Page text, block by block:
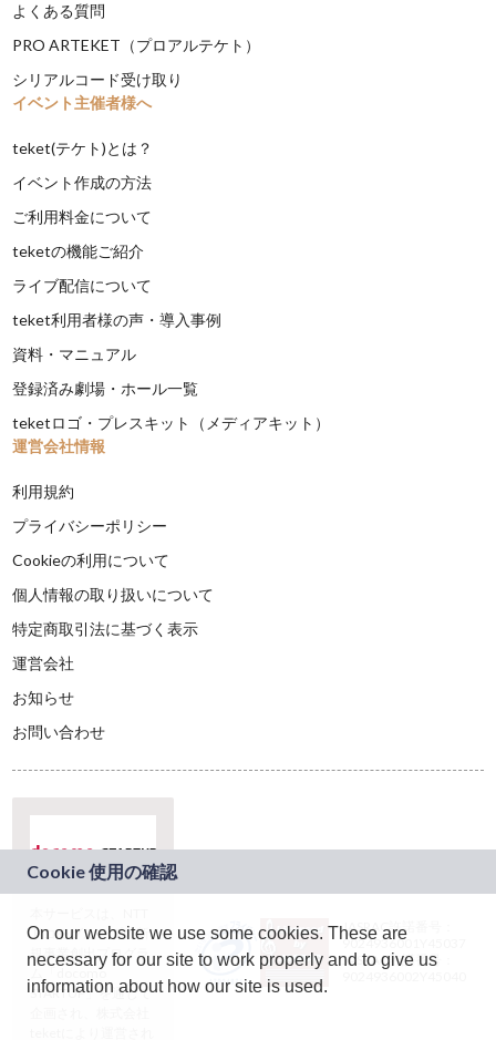
よくある質問
PRO ARTEKET（プロアルテケト）
シリアルコード受け取り
イベント主催者様へ
teket(テケト)とは？
イベント作成の方法
ご利用料金について
teketの機能ご紹介
ライブ配信について
teket利用者様の声・導入事例
資料・マニュアル
登録済み劇場・ホール一覧
teketロゴ・プレスキット（メディアキット）
運営会社情報
利用規約
プライバシーポリシー
Cookieの利用について
個人情報の取り扱いについて
特定商取引法に基づく表示
運営会社
お知らせ
お問い合わせ
ドコモグループの新
規事業創出プログラ
ム「docomo
STARTUP」を通じて
JASRAC許諾番号：
9024936001Y45037
JASRAC許諾番号：
On our website we use some cookies. These are
necessary for our site to work properly and to give us
information about how our site is used.